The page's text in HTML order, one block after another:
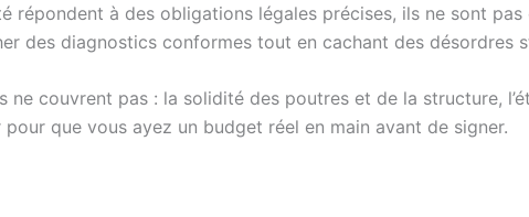
à des obligations légales précises, ils ne sont pas
des diagnostics conformes tout en cachant des désordres
ne couvrent pas : la solidité des poutres et de la structure,
que vous ayez un budget réel en main avant de signer.